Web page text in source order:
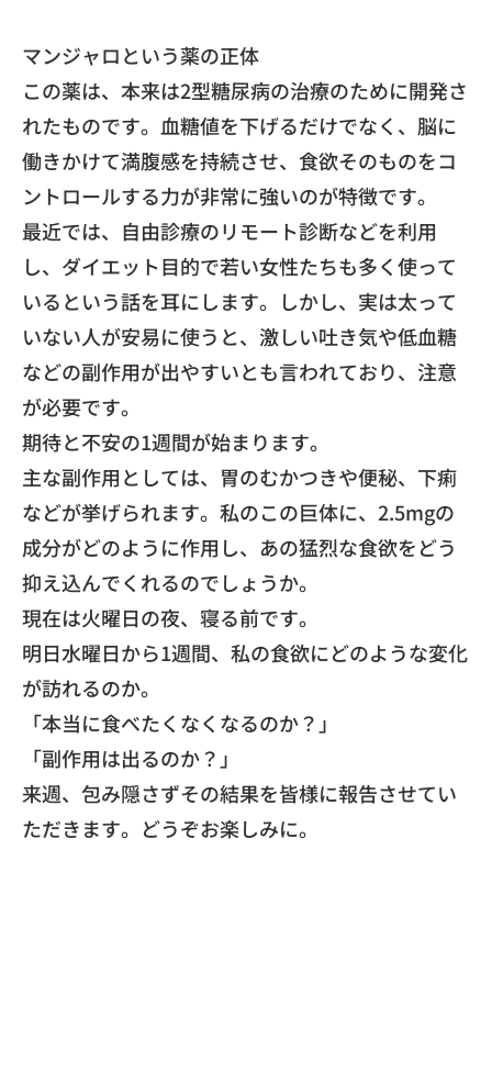
マンジャロという薬の正体
​この薬は、 本来は2型糖尿病の治療のために開発さ
れたものです。 血糖値を下げるだけでなく、脳に
働きかけて満腹感を持続させ、 食欲そのものをコ
ントロールする力が非常に強いのが特徴です。
​最近では、自由診療のリモート診断などを利用
し、 ダイエット目的で若い女性たちも多く使って
いるという話を耳にします。しかし、実は太って
いない人が安易に使うと、 激しい吐き気や低血糖
などの副作用が出やすいとも言われており、 注意
が必要です。
​期待と不安の1週間が始まります。
​主な副作用としては、胃のむかつきや便秘、 下痢
などが挙げられます。私のこの巨体に、2.5mgの
成分がどのように作用し、 あの猛烈な食欲をどう
抑え込んでくれるのでしょうか。
​現在は火曜日の夜、寝る前です。
明日水曜日から1週間、私の食欲にどのような変化
が訪れるのか。
​「本当に食べたくなくなるのか？」
「副作用は出るのか？」
​来週、包み隠さずその結果を皆様に報告させてい
ただきます。 どうぞお楽しみに。